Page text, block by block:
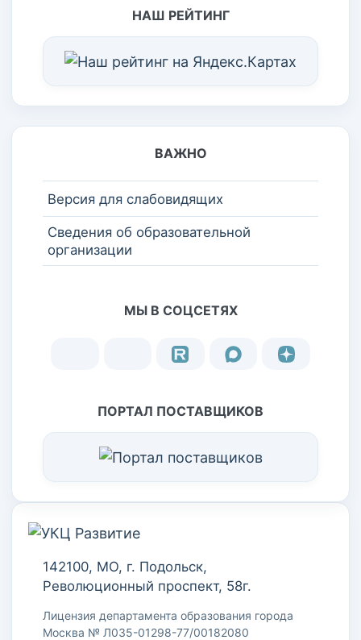
142100, МО, г. Подольск,
Революционный проспект, 58г.
Лицензия департамента образования города
Москва № Л035-01298-77/00182080
НАШ РЕЙТИНГ
ВАЖНО
Версия для слабовидящих
Сведения об образовательной
организации
МЫ В СОЦСЕТЯХ
ПОРТАЛ ПОСТАВЩИКОВ